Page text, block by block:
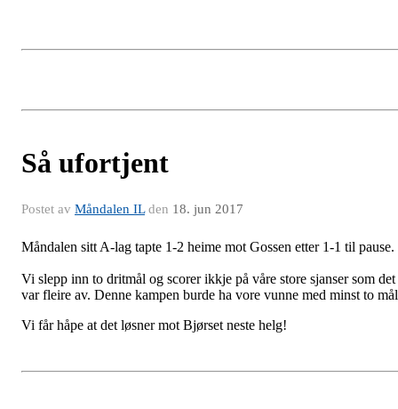
Så ufortjent
Postet av Måndalen ILden 18. jun 2017
Måndalen sitt A-lag tapte 1-2 heime mot Gossen etter 1-1 til pause.
Vi slepp inn to dritmål og scorer ikkje på våre store sjanser som det
var fleire av. Denne kampen burde ha vore vunne med minst to
Vi får håpe at det løsner mot Bjørset neste helg!